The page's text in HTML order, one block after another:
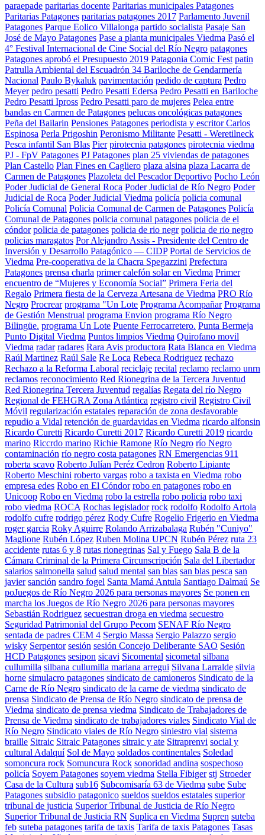
paraepade paritarias docente Paritarias municipales Patagones
Paritarias Patagones paritarias patagones 2017 Parlamento Juvenil
Patagones Parque Eolico Villalonga partido socialista Pasaje San
José de Mayo Patagones Pase a planta municipales Viedma Pasó el
4° Festival Internacional de Cine Social del Río Negro patagones
Patagones aprobó el Presupuesto 2019 Patagonia Comic Fest patin
Patrulla Ambiental del Escuadrón 34 Bariloche de Gendarmería
Nacional Paulo Bykaluk pavimentación pedido de captura Pedro
Meyer pedro pesatti Pedro Pesatti Edersa Pedro Pesatti en Bariloche
Pedro Pesatti Ipross Pedro Pesatti paro de mujeres Pelea entre
bandas en Carmen de Patagones pelucas oncológicas patagones
Peña del Bailarin Pensiones Patagones periodista y escritor Carlos
Espinosa Perla Prigoshin Peronismo Militante Pesatti - Weretilneck
Pesca infantil San Blas Pier pirotecnia patagones pirotecnia viedma
PJ - FpV Patagones PJ Patagones plan 25 viviendas de patagones
Plan Castello Plan Fines en Cagliero plaza alsina plaza Lacarra de
Carmen de Patagones Plazoleta del Pescador Deportivo Pocho León
Poder Judicial de General Roca Poder Judicial de Río Negro Poder
Judicial de Roca Poder Judicial Viedma policía policia comunal
Policía Comunal Policia Comunal de Carmen de Patagones Policía
Comunal de Patagones policia comunal patagones policia de el
cóndor policia de patagones policia de rio negr policia de rio negro
policias maragatos Por Alejandro Assis - Presidente del Centro de
Inversión y Desarrollo Patagónico — CIDP Portal de Servicios de
Viedma Pre-cooperativa de la Chacra Spegazzini Prefectura
Patagones prensa charla primer calefón solar en Viedma Primer
encuentro de “Mujeres y Economía Social” Primera Feria del
Regalo Primera fiesta de la Cerveza Artesana de Viedma PRO Río
Negro Procrear programa "Un Lote Programa Acompañar Programa
de Gestión Menstrual programa Envion programa Río Negro
Bilingüe. programa Un Lote Puente Ferrocarretero. Punta Bermeja
Punto Digital Viedma Puntos limpios Viedma Quirofano movil
Viedma radar radares Rara Avis productora Rata Blanca en Viedma
Raúl Martinez Raúl Sale Re Loca Rebeca Rodriguez rechazo
Rechazo a la Reforma Laboral reciclaje recital reclamo reclamo unrn
reclamos reconocimiento Red Rionegrina de la Tercera Juventud
Red Rionegrina Tercera Juventud regalías Regata del río Negro
Regional de FEHGRA Zona Atlántica registro civil Registro Civil
Móvil regularización estatales reparación de zona desfavorable
repudio a Vidal retención de guardavidas en Viedma ricardo alfonsin
Ricardo Curetti Ricardo Curetti 2017 Ricardo Curetti 2019 ricardo
marino Riccrdo marino Richie Ramone Río Negro río Negro
contaminación río negro costa patagones RN Emergencias 911
roberta scavo Roberto Julían Peréz Cedron Roberto Lipiante
Roberto Meschini roberto vargas robo a taxista en Viedma robo
empresa edes Robo en El Cóndor robo en patagones robo en
Unicoop Robo en Viedma robo la estrella robo policia robo taxi
robo viedma ROCA Rochas legislador rock rodolfo Rodolfo Artola
rodolfo cufre rodrigo pérez Rody Cufre Rogelio Frigerio en Viedma
roger garcia Roky Aguirre Rolando Arrizabalaga Rubén "Cuniyo"
Maglione Rubén López Ruben Molina UPCN Rubén Pérez ruta 23
accidente rutas 6 y 8 rutas rionegrinas Sal y Fuego Sala B de la
Cámara Criminal de la Primera Circunscripción Sala del Libertador
salarios salmonella salud salud mental san blas san blas pesca san
javier sanción sandro fogel Santa Mamá Antula Santiago Dalmaú Se
poJuegos de Río Negro 2026 para personas mayores Se ponen en
marcha los Juegos de Río Negro 2026 para personas mayores
Sebastián Rodriguez secuestran droga en viedma secuestro
Seguridad Patrimonial del Grupo Pecom SENAF Río Negro
sentada de padres CEM 4 Sergio Massa Sergio Palazzo sergio
wisky Serpentor sesión sesión Concejo Deliberante SAO Sesión
HCD Patagones sesipon sicavi Sicomental sicometal silbana
cullumilla silbana cullumilla mariana arregui Silvana Larralde silvia
horne simulacro patagones sindicato de camioneros Sindicato de la
Carne de Río Negro sindicato de la carne de viedma sindicato de
prensa Sindicato de Prensa de Río Negro sindicato de prensa de
Viedma sindicato de prensa viedma Sindicato de Trabajadores de
Prensa de Viedma sindicato de trabajadores viales Sindicato Vial de
Río Negro Sindicato viales de Río Negro siniestro vial sistema
braille Sitraic Sitraic Patagones sitraic y ate Sitraprenvi social y
cultural Adalquí Sol de Mayo soldados continentales Soledad
somoncura rock Somuncura Rock sonoridad andina sospechoso
policía Soyem Patagones soyem viedma Stella Fibiger stj Stroeder
Casa de la Cultura sub16 Subcomisaría 63 de Viedma sube Sube
Patagones subsidio patagonico sueldos sueldos estatales superior
tribunal de justicia Superior Tribunal de Justicia de Río Negro
Superior Tribunal de Justicia RN Suplica en Viedma Supren suteba
feb suteba patagones tarifa de taxis Tarifa de taxis Patagones Tasas